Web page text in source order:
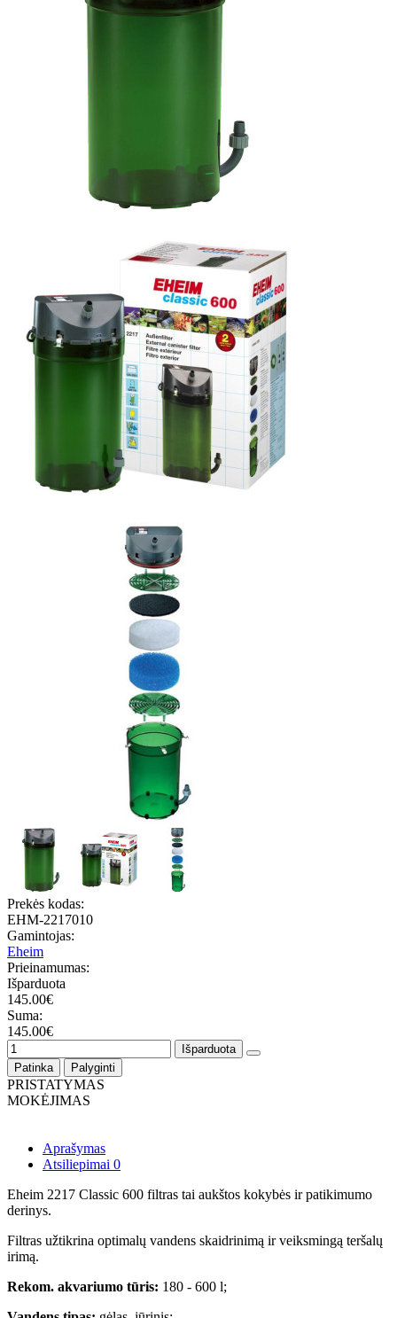
Prekės kodas:
EHM-2217010
Gamintojas:
Eheim
Prieinamumas:
Išparduota
145.00€
Suma:
145.00€
Išparduota
Patinka
Palyginti
PRISTATYMAS
MOKĖJIMAS
Aprašymas
Atsiliepimai 0
Eheim 2217 Classic 600 filtras tai aukštos kokybės ir patikimumo
derinys.
Filtras užtikrina optimalų vandens skaidrinimą ir veiksmingą teršalų
irimą.
Rekom. akvariumo tūris: 180 - 600 l;